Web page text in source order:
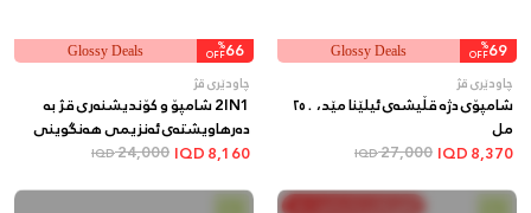
69
%
OFF
Glossy Deals
چاودێری قژ
شامپۆی دژە قڵیشەی ئیلێنا مێد، ٢٥٠
مل
8,370
27,000
IQD
66
%
OFF
Glossy Deals
چاودێری قژ
2IN1 شامپۆ و کۆندیشنەری قژ بە
دەرهاویشتەی ئەنزیمی هەنگوینی
سروشتی
8,160
24,000
IQD